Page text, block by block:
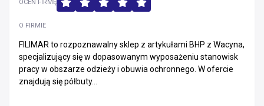
Zachodniopomorskie
Mazowieckie
O FIRMIE
FILIMAR to rozpoznawalny sklep z artykułami BHP z Wacyna,
specjalizujący się w dopasowanym wyposażeniu stanowisk
pracy w obszarze odzieży i obuwia ochronnego. W ofercie
znajdują się półbuty...
OCEŃ FIRMĘ